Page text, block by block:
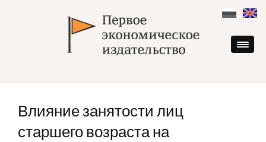
content
Влияние занятости лиц
старшего возраста на